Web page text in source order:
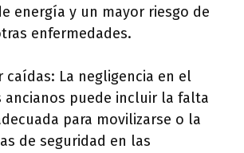
energía y un mayor riesgo de
enfermedades.
caídas: La negligencia en el
ancianos puede incluir la falta
para movilizarse o la
de seguridad en las